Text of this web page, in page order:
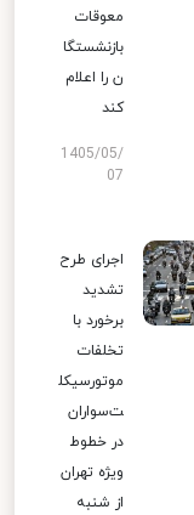
معوقات
بازنشستگا
ن را اعلام
کند
1405/05/
07
اجرای طرح
تشدید
برخورد با
تخلفات
موتورسیکل
ت‌سواران
در خطوط
ویژه تهران
از شنبه